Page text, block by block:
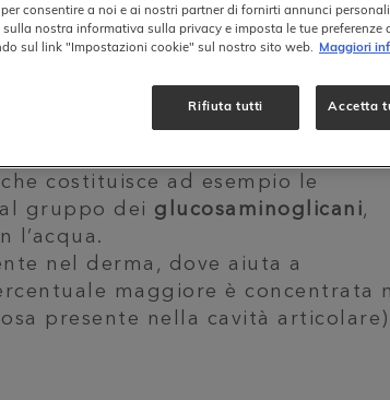
del tessuto connettivo
costituisce ad esempio le
gruppo dei glucosaminoglicani,
l’acqua.
nel derma, dove aiuta a
maggiore è concentrata
presente nella cavità articolare)
consentire a noi e ai nostri partner di fornirti annunci
nostra informativa sulla privacy e imposta le tue preferenze
sul link "Impostazioni cookie" sul nostro sito web.
Maggiori
Rifiuta tutti Accetta